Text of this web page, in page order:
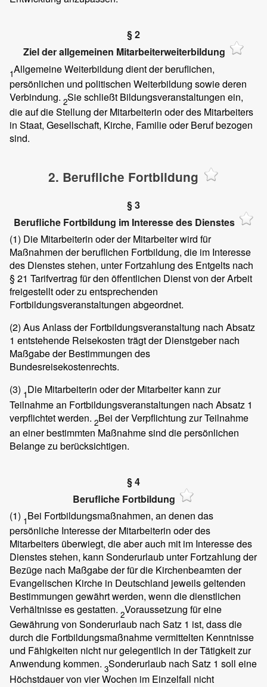
§ 2
Ziel der allgemeinen Mitarbeiterweiterbildung
1Allgemeine Weiterbildung dient der beruflichen,
persönlichen und politischen Weiterbildung sowie deren
Verbindung. 2Sie schließt Bildungsveranstaltungen ein,
die auf die Stellung der Mitarbeiterin oder des Mitarbeiters
in Staat, Gesellschaft, Kirche, Familie oder Beruf bezogen
sind.
2. Berufliche Fortbildung
§ 3
Berufliche Fortbildung im Interesse des Dienstes
(1) Die Mitarbeiterin oder der Mitarbeiter wird für
Maßnahmen der beruflichen Fortbildung, die im Interesse
des Dienstes stehen, unter Fortzahlung des Entgelts nach
§ 21 Tarifvertrag für den öffentlichen Dienst von der Arbeit
freigestellt oder zu entsprechenden
Fortbildungsveranstaltungen abgeordnet.
(2) Aus Anlass der Fortbildungsveranstaltung nach Absatz
1 entstehende Reisekosten trägt der Dienstgeber nach
Maßgabe der Bestimmungen des
Bundesreisekostenrechts.
(3) 1Die Mitarbeiterin oder der Mitarbeiter kann zur
Teilnahme an Fortbildungsveranstaltungen nach Absatz 1
verpflichtet werden. 2Bei der Verpflichtung zur Teilnahme
an einer bestimmten Maßnahme sind die persönlichen
Belange zu berücksichtigen.
§ 4
Berufliche Fortbildung
(1) 1Bei Fortbildungsmaßnahmen, an denen das
persönliche Interesse der Mitarbeiterin oder des
Mitarbeiters überwiegt, die aber auch mit im Interesse des
Dienstes stehen, kann Sonderurlaub unter Fortzahlung der
Bezüge nach Maßgabe der für die Kirchenbeamten der
Evangelischen Kirche in Deutschland jeweils geltenden
Bestimmungen gewährt werden, wenn die dienstlichen
Verhältnisse es gestatten. 2Voraussetzung für eine
Gewährung von Sonderurlaub nach Satz 1 ist, dass die
durch die Fortbildungsmaßnahme vermittelten Kenntnisse
und Fähigkeiten nicht nur gelegentlich in der Tätigkeit zur
Anwendung kommen. 3Sonderurlaub nach Satz 1 soll eine
Höchstdauer von vier Wochen im Einzelfall nicht